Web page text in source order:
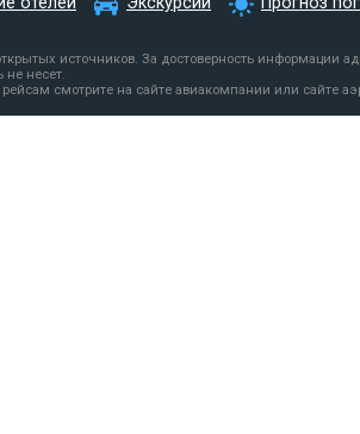
источников. За достоверность информации
не несет.
смотрите на сайте авиакомпании или сайте